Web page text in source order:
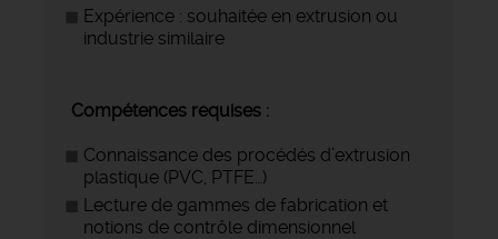
Expérience : souhaitée en extrusion ou
industrie similaire
️ Compétences requises :
Connaissance des procédés d’extrusion
plastique (PVC, PTFE…)
Lecture de gammes de fabrication et
notions de contrôle dimensionnel